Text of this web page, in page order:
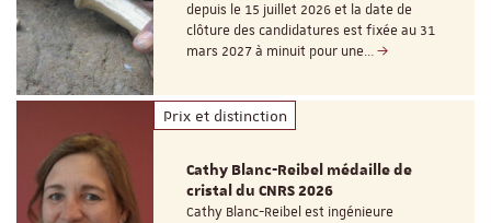
depuis le 15 juillet 2026 et la date de
clôture des candidatures est fixée au 31
mars 2027 à minuit pour une…
Prix et distinction
Cathy Blanc-Reibel médaille de
cristal du CNRS 2026
Cathy Blanc-Reibel est ingénieure